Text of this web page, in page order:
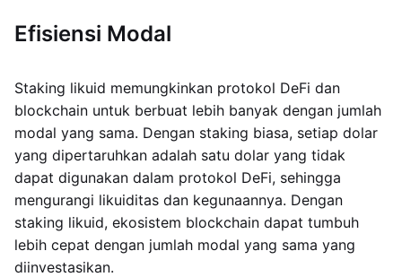
Efisiensi Modal
Staking likuid memungkinkan protokol DeFi dan
blockchain untuk berbuat lebih banyak dengan jumlah
modal yang sama. Dengan staking biasa, setiap dolar
yang dipertaruhkan adalah satu dolar yang tidak
dapat digunakan dalam protokol DeFi, sehingga
mengurangi likuiditas dan kegunaannya. Dengan
staking likuid, ekosistem blockchain dapat tumbuh
lebih cepat dengan jumlah modal yang sama yang
diinvestasikan.